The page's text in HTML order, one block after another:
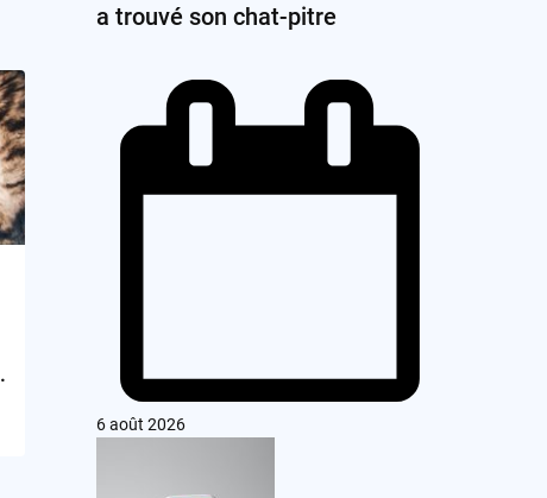
a trouvé son chat-pitre
6 août 2026